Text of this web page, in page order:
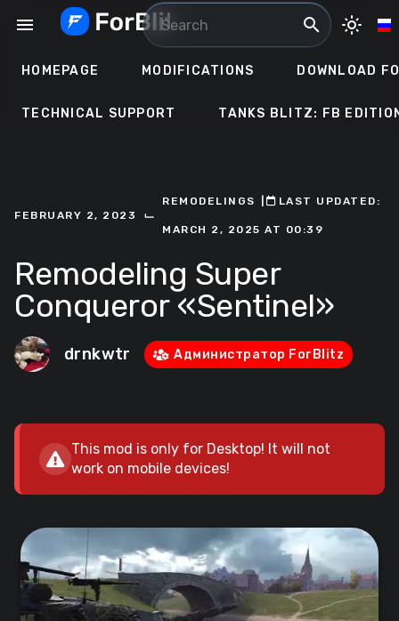
menu search light_mode
HOMEPAGE MODIFICATIONS DOWNLOAD
TECHNICAL SUPPORT TANKS BLITZ: FB
FEBRUARY 2, 2023 ⌙
REMODELINGS ㅤLAST UPDATED:
MARCH 2, 2025 AT 00:39
Remodeling Super
Conqueror «Sentinel»
drnkwtr Администратор ForBlitz
This mod is only for Desktop! It will not
work on mobile devices!